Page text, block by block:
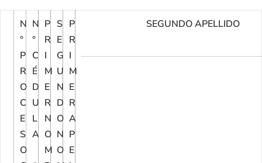
N
°
P
R
O
C
E
S
O
N
°
C
É
D
U
L
A
P
R
I
M
E
R
N
O
M
S
E
G
U
N
D
O
N
O
P
R
I
M
E
R
A
P
E
SEGUNDO APELLIDO